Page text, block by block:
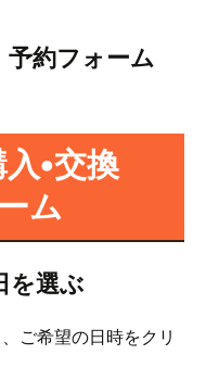
予約フォーム
•交換
ム
を選ぶ
ご希望の日時をクリ